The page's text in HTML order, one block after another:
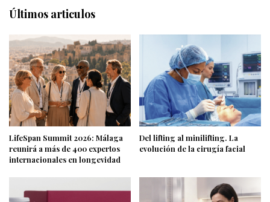
Últimos articulos
LifeSpan Summit 2026: Málaga
reunirá a más de 400 expertos
internacionales en longevidad
Del lifting al minilifting. La
evolución de la cirugía facial